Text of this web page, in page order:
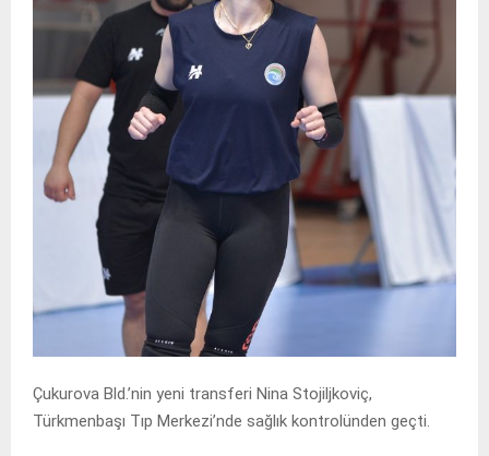
Çukurova Bld.’nin yeni transferi Nina Stojiljkoviç,
Türkmenbaşı Tıp Merkezi’nde sağlık kontrolünden geçti.